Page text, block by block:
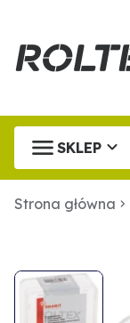
SKLEP
Strona główna